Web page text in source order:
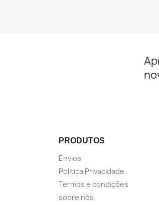
PRODUTOS
Envios
Politica Privacidade
Termos e condições
sobre nós